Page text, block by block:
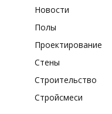
Новости
Полы
Проектирование
Стены
Строительство
Стройсмеси